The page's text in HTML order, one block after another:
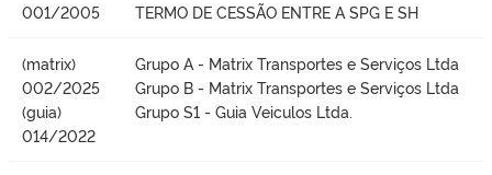
001/2005 TERMO DE CESSÃO ENTRE A SPG E SH
(matrix)
002/2025
(guia)
014/2022
Grupo A - Matrix Transportes e Serviços Ltda
Grupo B - Matrix Transportes e Serviços Ltda
Grupo S1 - Guia Veiculos Ltda.